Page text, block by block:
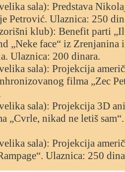
sala): Predstava
Petrović. Ulaznica: 250
klub): Benefit parti
„Neke face“ iz Zrenjanina
Ulaznica: 200 dinara.
sala): Projekcija
filma „Zec
sala): Projekcija 3D
„Cvrle, nikad ne letiš
sala): Projekcija
Ulaznica: 250